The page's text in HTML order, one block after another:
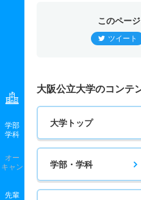
学部
学科
オー
キャン
先輩
このペー
ツイート
大阪公立大学のコンテ
大学トップ
学部・学科